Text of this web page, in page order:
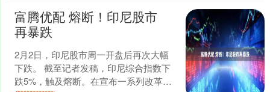
富腾优配 熔断！印尼股市
再暴跌
2月2日，印尼股市周一开盘后再次大幅
下跌。 截至记者发稿，印尼综合指数下
跌5%，触及熔断。在宣布一系列改革措